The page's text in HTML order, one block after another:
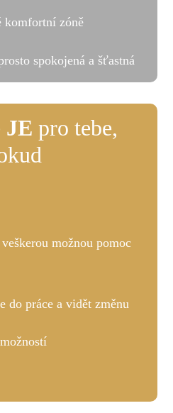
komfortní zóně
spokojená a šťastná
JE pro tebe,
možnou pomoc
do práce a vidět změnu